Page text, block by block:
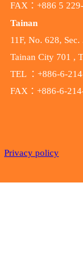
FAX：+886 5
Tainan
11F, No. 628,
Tainan City 701 ,
TEL ：+886-6-
FAX：+886-6-
Privacy policy